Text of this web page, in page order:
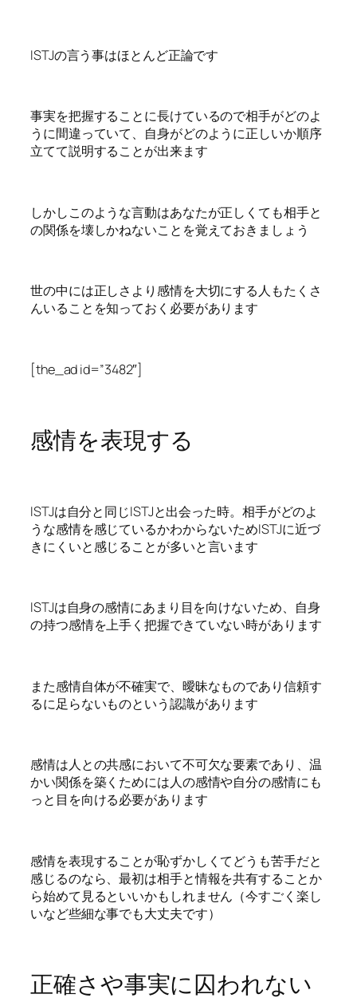
ISTJの言う事はほとんど正論です
事実を把握することに長けているので相手がどのよ
うに間違っていて、自身がどのように正しいか順序
立てて説明することが出来ます
しかしこのような言動はあなたが正しくても相手と
の関係を壊しかねないことを覚えておきましょう
世の中には正しさより感情を大切にする人もたくさ
んいることを知っておく必要があります
[the_ad id=”3482″]
感情を表現する
ISTJは自分と同じISTJと出会った時。相手がどのよ
うな感情を感じているかわからないためISTJに近づ
きにくいと感じることが多いと言います
ISTJは自身の感情にあまり目を向けないため、自身
の持つ感情を上手く把握できていない時があります
また感情自体が不確実で、曖昧なものであり信頼す
るに足らないものという認識があります
感情は人との共感において不可欠な要素であり、温
かい関係を築くためには人の感情や自分の感情にも
っと目を向ける必要があります
感情を表現することが恥ずかしくてどうも苦手だと
感じるのなら、最初は相手と情報を共有することか
ら始めて見るといいかもしれません（今すごく楽し
いなど些細な事でも大丈夫です）
正確さや事実に囚われない